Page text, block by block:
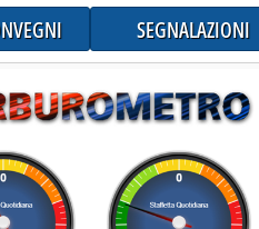
SEGNALAZIONI